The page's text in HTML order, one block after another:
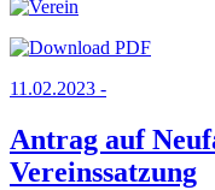
11.02.2023 -
Antrag auf
Vereinssatzung